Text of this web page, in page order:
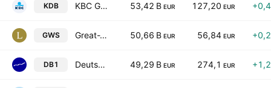
KDB KBC Group N.V. 53,42 B EUR 127,20 EUR
GWS Great-West Lifeco Inc. 50,66 B EUR 56,84 EUR
DB1 Deutsche Boerse AG 49,29 B EUR 274,1 EUR